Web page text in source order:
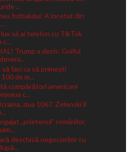
...
fotbalului: A încetat din
să ai telefon cu TikTok
c...
Trump a decis: Golful
faci ca să primești
de m...
cumpărători americani
c...
ziua 1067. Zelenski îl
„prietenul” românilor,
deschisă negocierilor cu